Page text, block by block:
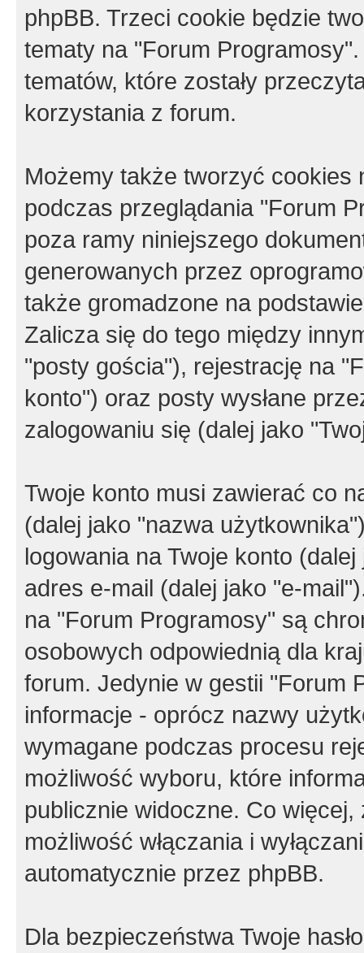
phpBB. Trzeci cookie będzie
tematy na "Forum
tematów, które zostały
korzystania z forum.
Możemy także tworzyć cookies
podczas przeglądania "Forum
poza ramy niniejszego
generowanych przez
także gromadzone na
Zalicza się do tego między
"posty gościa"), rejestrację na
konto") oraz posty wysłane
zalogowaniu się (dalej jako
Twoje konto musi zawierać co
(dalej jako "nazwa
logowania na Twoje konto
adres e-mail (dalej jako "e-
na "Forum Programosy" są
osobowych odpowiednią dla
forum. Jedynie w gestii "Forum
informacje - oprócz nazwy
wymagane podczas procesu
możliwość wyboru, które
publicznie widoczne. Co
możliwość włączania i
automatycznie przez phpBB.
Dla bezpieczeństwa Twoje